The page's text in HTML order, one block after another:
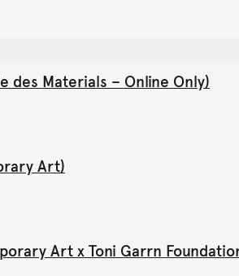
des Materials – Online Only)
Art)
Art x Toni Garrn